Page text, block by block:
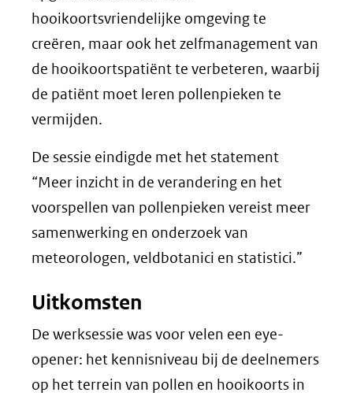
hooikoortsvriendelijke omgeving te
creëren, maar ook het zelfmanagement van
de hooikoortspatiënt te verbeteren, waarbij
de patiënt moet leren pollenpieken te
vermijden.
De sessie eindigde met het statement
“Meer inzicht in de verandering en het
voorspellen van pollenpieken vereist meer
samenwerking en onderzoek van
meteorologen, veldbotanici en statistici.”
Uitkomsten
De werksessie was voor velen een eye-
opener: het kennisniveau bij de deelnemers
op het terrein van pollen en hooikoorts in